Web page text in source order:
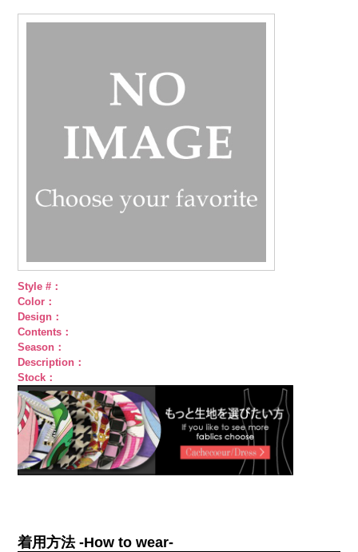
Style #：
Color：
Design：
Contents：
Season：
Description：
Stock：
着用方法 -How to wear-